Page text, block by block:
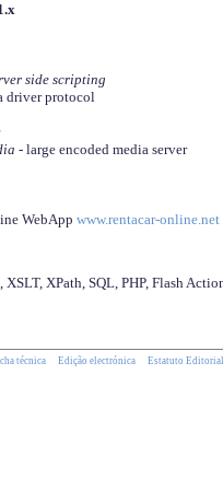
side scripting
driver protocol
- large encoded media server
WebApp www.rentacar-online.net
XPath, SQL, PHP, Flash
técnica Edição electrónica Estatuto Editorial